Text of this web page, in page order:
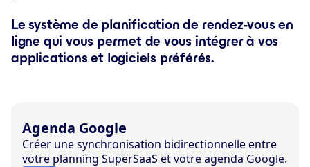
Le système de planification de rendez-vous en
ligne qui vous permet de vous intégrer à vos
applications et logiciels préférés.
Agenda Google
Créer une synchronisation bidirectionnelle entre
votre planning SuperSaaS et votre agenda Google.